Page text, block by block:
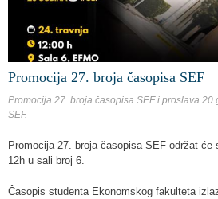
Promocija 27. broja časopisa SEF
Promocija 27. broja časopisa SEF i proslava
SEF.
Promocija 27. broja časopisa SEF održat će
12h u sali broj 6.
Časopis studenta Ekonomskog fakulteta